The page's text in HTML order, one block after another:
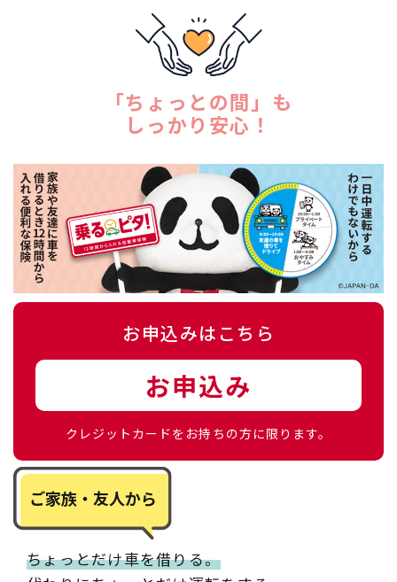
「ちょっとの間」も
​​​​​​​しっかり安心！
お申込みはこちら
お申込み
クレジットカードをお持ちの方に限ります。
ご家族・友人から
ちょっとだけ車を借りる。